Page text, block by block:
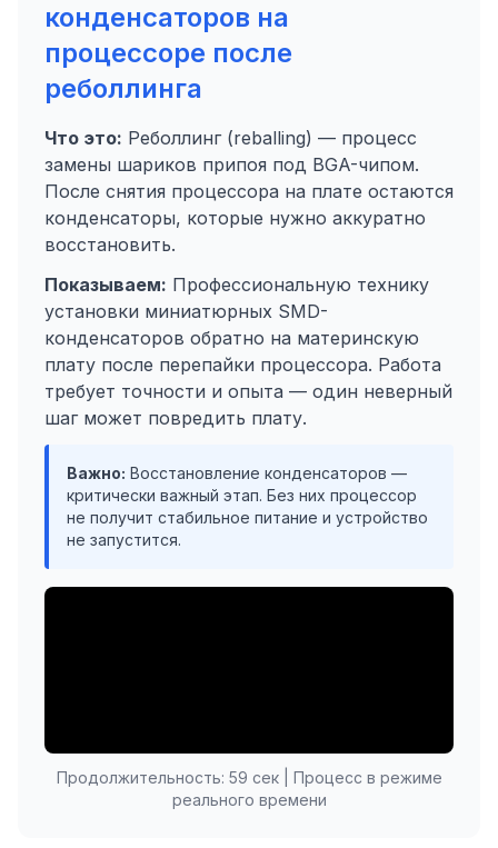
конденсаторов на
процессоре после
реболлинга
Что это: Реболлинг (reballing) — процесс
замены шариков припоя под BGA-чипом.
После снятия процессора на плате остаются
конденсаторы, которые нужно аккуратно
восстановить.
Показываем: Профессиональную технику
установки миниатюрных SMD-
конденсаторов обратно на материнскую
плату после перепайки процессора. Работа
требует точности и опыта — один неверный
шаг может повредить плату.
Важно: Восстановление конденсаторов —
критически важный этап. Без них процессор
не получит стабильное питание и устройство
не запустится.
Продолжительность: 59 сек | Процесс в режиме
реального времени